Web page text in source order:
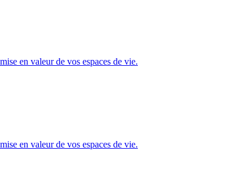
en valeur de vos espaces de vie.
en valeur de vos espaces de vie.